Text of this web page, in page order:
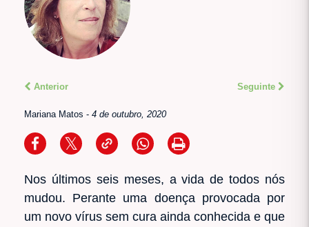
Anterior Seguinte
Mariana Matos - 4 de outubro, 2020
Nos últimos seis meses, a vida de todos nós
mudou. Perante uma doença provocada por
um novo vírus sem cura ainda conhecida e que